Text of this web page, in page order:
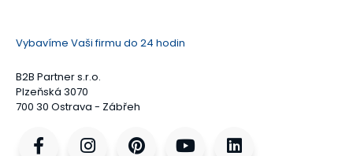
Vybavíme Vaši firmu do 24 hodin
B2B Partner s.r.o.
Plzeňská 3070
700 30 Ostrava - Zábřeh